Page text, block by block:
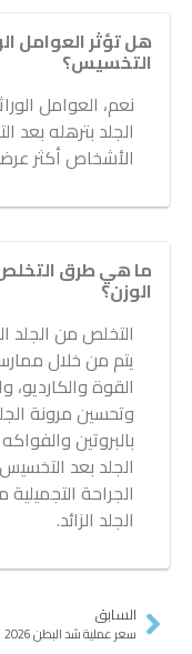
هل تؤثر العوامل
التخسيس؟
نعم، العوامل
الجلد بترهله
الأشخاص أكثر
ما هي طرق
الوزن؟
التخلص من الجلد
يتم من خلال
القوة
وتحسين مرونة
بالبروتين
الجلد بعد
الجراحة
الجلد الزائد​.
السابق
سعر عملية شد البطن 2026